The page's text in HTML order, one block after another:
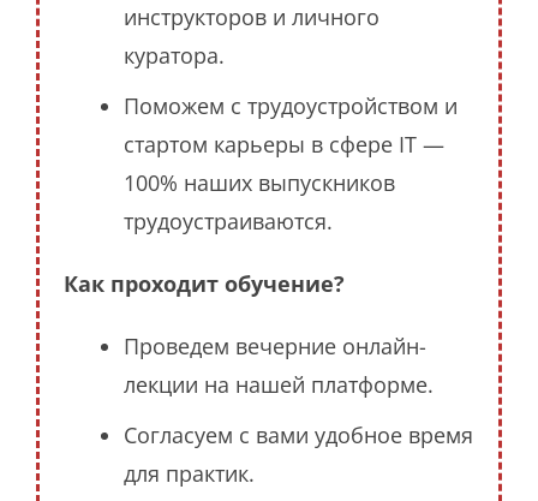
инструкторов и личного
куратора.
Поможем с трудоустройством и
стартом карьеры в сфере IT —
100% наших выпускников
трудоустраиваются.
Как проходит обучение?
Проведем вечерние онлайн-
лекции на нашей платформе.
Согласуем с вами удобное время
для практик.